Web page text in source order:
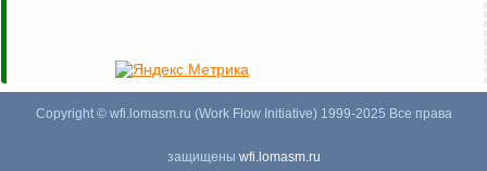
Copyright © wfi.lomasm.ru (Work Flow Initiative) 1999-2025 Все права
защищены wfi.lomasm.ru